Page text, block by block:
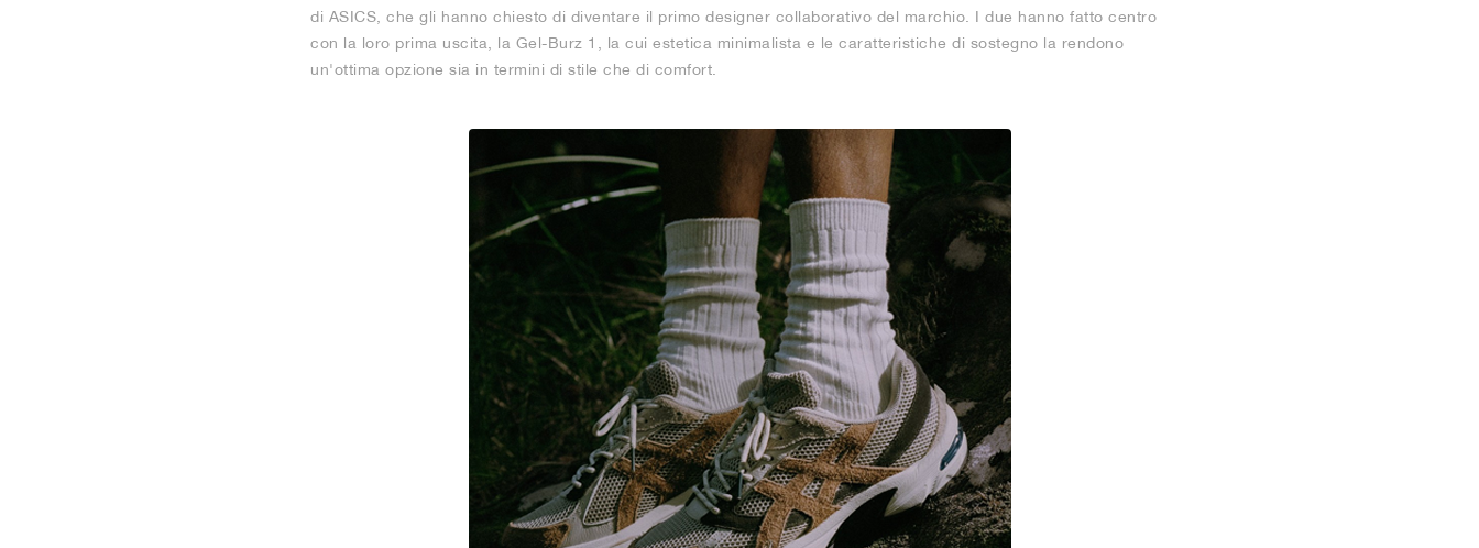
di ASICS, che gli hanno chiesto di diventare il primo designer collaborativo del marchio. I due hanno fatto centro
con la loro prima uscita, la Gel-Burz 1, la cui estetica minimalista e le caratteristiche di sostegno la rendono
un'ottima opzione sia in termini di stile che di comfort.